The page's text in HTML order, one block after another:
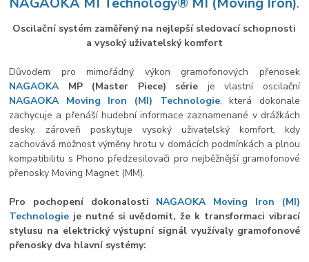
Oscilační systém zaměřený na nejlepší sledovací schopnosti
a vysoký uživatelský komfort
Důvodem pro mimořádný výkon gramofonových přenosek
NAGAOKA
MP (Master Piece) série je vlastní oscilační
NAGAOKA Moving Iron (MI) Technologie, která dokonale
zachycuje a přenáší hudební informace zaznamenané v drážkách
desky, zároveň poskytuje vysoký uživatelský komfort, kdy
zachovává možnost výměny hrotu v domácích podmínkách a plnou
kompatibilitu s Phono předzesilovači pro nejběžnější gramofonové
přenosky Moving Magnet (MM).
Pro pochopení dokonalosti NAGAOKA
Moving Iron (MI)
Technologie je nutné si uvědomit, že k transformaci vibrací
stylusu na elektrický výstupní signál využívaly gramofonové
přenosky dva hlavní systémy: